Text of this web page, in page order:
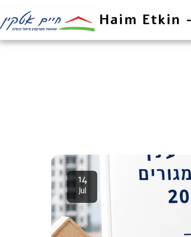
Haim Etkin
14
Jul